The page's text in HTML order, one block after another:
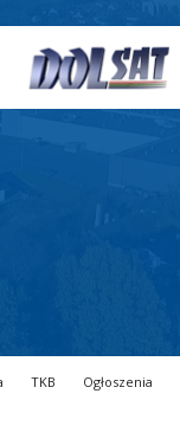
TKB Ogłoszenia